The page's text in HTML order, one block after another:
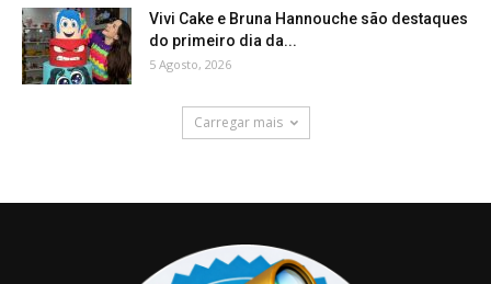
Vivi Cake e Bruna Hannouche são destaques
do primeiro dia da...
5 Agosto, 2026
Carregar mais